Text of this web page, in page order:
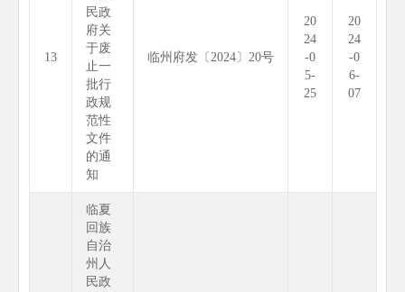
13
民政
府关
于废
止一
批行
政规
范性
文件
的通
知
临州府发〔2024〕20号
20
24
-0
5-
25
20
24
-0
6-
07
临夏
回族
自治
州人
民政